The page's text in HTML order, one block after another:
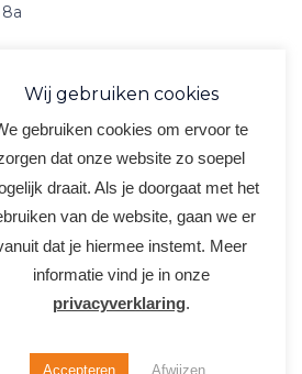
Wij gebruiken cookies
gebruiken cookies om ervoor te
dat onze website zo soepel
draait. Als je doorgaat met het
van de website, gaan we er
dat je hiermee instemt. Meer
informatie vind je in onze
privacyverklaring.
Accepteren Afwijzen